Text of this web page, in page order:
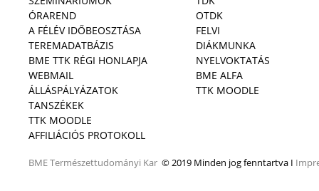
ÓRAREND
A FÉLÉV IDŐBEOSZTÁSA
TEREMADATBÁZIS
BME TTK RÉGI HONLAPJA
WEBMAIL
ÁLLÁSPÁLYÁZATOK
TANSZÉKEK
TTK MOODLE
AFFILIÁCIÓS PROTOKOLL
BMETermészettudományi Kar © 2019 Minden jog fenntartva I
OTDK
FELVI
DIÁKMUNKA
NYELVOKTATÁS
BME ALFA
TTK MOODLE